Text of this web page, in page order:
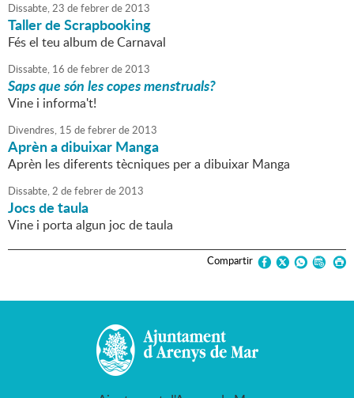
Dissabte,23 defebrerde2013
Taller de Scrapbooking
Fés el teu album de Carnaval
Dissabte, 16 defebrerde2013
Saps que són les copes menstruals?
Vine i informa't!
Divendres, 15 defebrerde2013
Aprèn a dibuixar Manga
Aprèn les diferents tècniques per a dibuixar Manga
Dissabte,2 defebrerde2013
Jocs de taula
Vine i porta algun joc de taula
Compartir